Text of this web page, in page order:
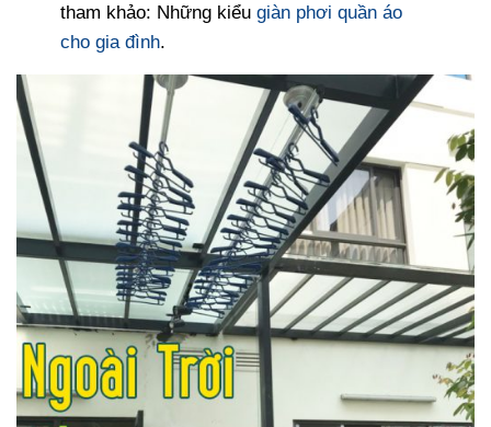
tham khảo: Những kiểu giàn phơi quần áo
cho gia đình.